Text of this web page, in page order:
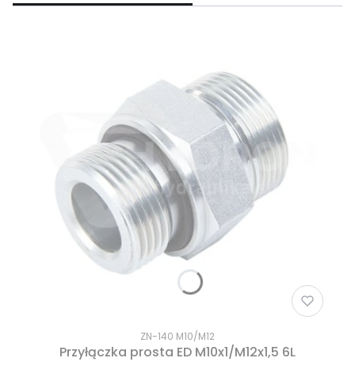
ZN-140 M10/M12
Przyłączka prosta ED M10x1/M12x1,5 6L